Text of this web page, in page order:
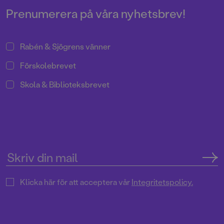
Prenumerera på våra nyhetsbrev!
Rabén & Sjögrens vänner
Förskolebrevet
Skola & Biblioteksbrevet
Klicka här för att acceptera vårIntegritetspolicy.